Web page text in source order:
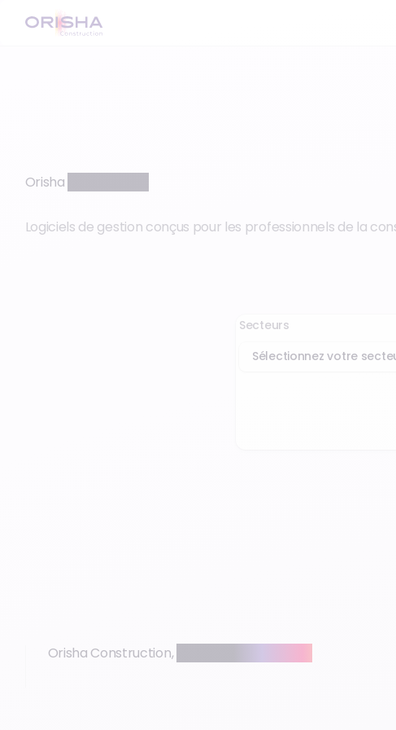
Orisha
Logiciels de gestion conçus pour les professionnels de la
Secteurs
Orisha Construction,